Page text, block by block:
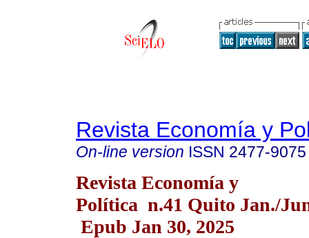
Revista Economía y
On-line version ISSN 2477-9075
Revista Economía y
Política n.41 Quito Jan./
Epub Jan 30, 2025